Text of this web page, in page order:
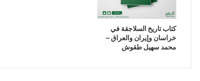
كتاب تاريخ السلاجقة في
خراسان وإيران والعراق –
محمد سهيل طقوش